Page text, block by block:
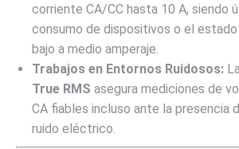
corriente CA/CC hasta 10 A, siendo
consumo de dispositivos o el
bajo a medio amperaje.
Trabajos en Entornos Ruidosos:
True RMS asegura mediciones de
CA fiables incluso ante la presencia
ruido eléctrico.